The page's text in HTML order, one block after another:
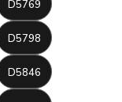
D5769
D5798
D5846